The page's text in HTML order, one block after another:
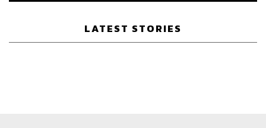
LATEST STORIES